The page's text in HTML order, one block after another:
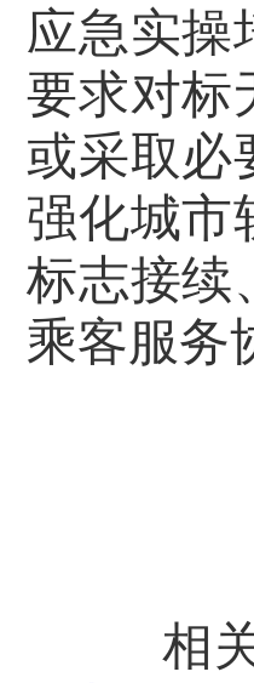
应急实操
要求对标
或采取必
强化城市
标志接续
乘客服务
相